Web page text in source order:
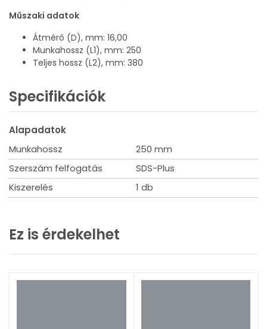
Műszaki adatok
Átmérő (D), mm: 16,00
Munkahossz (L1), mm: 250
Teljes hossz (L2), mm: 380
Specifikációk
Alapadatok
Munkahossz
250 mm
Szerszám felfogatás
SDS-Plus
Kiszerelés
1 db
Ez is érdekelhet